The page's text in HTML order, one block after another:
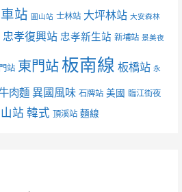
站 圓山站 士林站 大坪林站 大安森林
忠孝復興站 忠孝新生站 新埔站 景美夜
站 東門站板南線 板橋站 永
肉麵 異國風味 石牌站 美國 臨江街夜
站 韓式 頂溪站 麵線